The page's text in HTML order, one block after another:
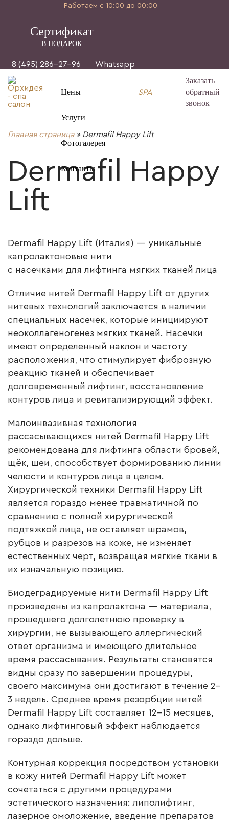
Работаем с 10:00 до 00:00
Cертификат
В ПОДАРОК
8 (495) 286-27-96 Whatsapp
Цены
Услуги
Фотогалерея
Контакты
SPA
Заказать
обратный
звонок
Главная страница» Dermafil Happy Lift
Dermafil Happy
Lift
Dermafil Happy Lift (Италия) — уникальные
капролактоновые нити
с насечками для лифтинга мягких тканей лица
Отличие нитей Dermafil Happy Lift от других
нитевых технологий заключается в наличии
специальных насечек, которые инициируют
неоколлагеногенез мягких тканей. Насечки
имеют определенный наклон и частоту
расположения, что стимулирует фиброзную
реакцию тканей и обеспечивает
долговременный лифтинг, восстановление
контуров лица и ревитализирующий эффект.
Малоинвазивная технология
рассасывающихся нитей Dermafil Happy Lift
рекомендована для лифтинга области бровей,
щёк, шеи, способствует формированию линии
челюсти и контуров лица в целом.
Хирургической техники Dermafil Happy Lift
является гораздо менее травматичной по
сравнению с полной хирургической
подтяжкой лица, не оставляет шрамов,
рубцов и разрезов на коже, не изменяет
естественных черт, возвращая мягкие ткани в
их изначальную позицию.
Биодеградируемые нити Dermafil Happy Lift
произведены из капролактона — материала,
прошедшего долголетнюю проверку в
хирургии, не вызывающего аллергический
ответ организма и имеющего длительное
время рассасывания. Результаты становятся
видны сразу по завершении процедуры,
своего максимума они достигают в течение 2–
3 недель. Среднее время резорбции нитей
Dermafil Happy Lift составляет 12–15 месяцев,
однако лифтинговый эффект наблюдается
гораздо дольше.
Контурная коррекция посредством установки
в кожу нитей Dermafil Happy Lift может
сочетаться с другими процедурами
эстетического назначения: липолифтинг,
лазерное омоложение, введение препаратов